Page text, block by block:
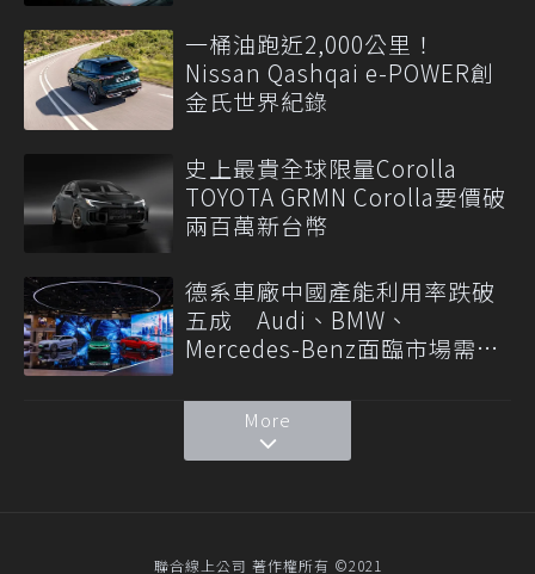
一桶油跑近2,000公里！
Nissan Qashqai e-POWER創
金氏世界紀錄
史上最貴全球限量Corolla
TOYOTA GRMN Corolla要價破
兩百萬新台幣
德系車廠中國產能利用率跌破
五成 Audi、BMW、
Mercedes-Benz面臨市場需求
More
聯合線上公司 著作權所有 ©2021